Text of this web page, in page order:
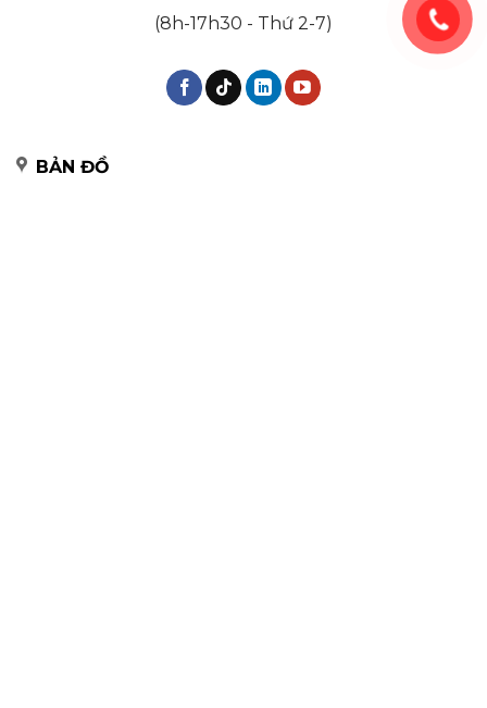
(8h-17h30 - Thứ 2-7)
BẢN ĐỒ